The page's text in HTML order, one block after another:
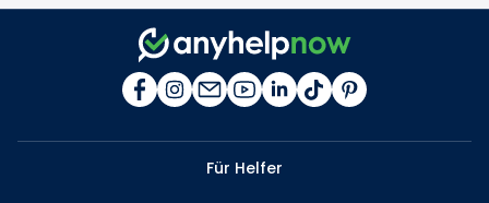
Für Helfer